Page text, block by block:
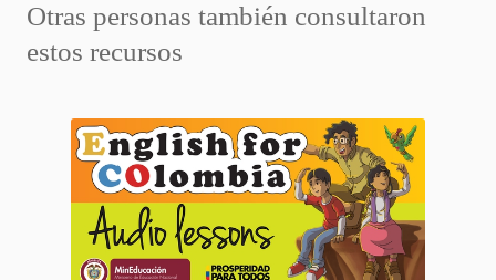
Otras personas también consultaron
estos recursos